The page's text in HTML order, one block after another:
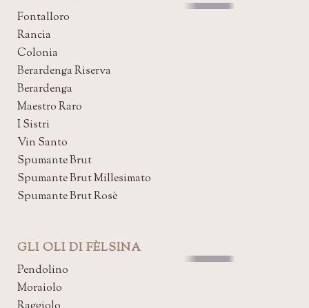
Fontalloro
Rancia
Colonia
Berardenga Riserva
Berardenga
Maestro Raro
I Sistri
Vin Santo
Spumante Brut
Spumante Brut Millesimato
Spumante Brut Rosè
GLI OLI DI FÈLSINA
Pendolino
Moraiolo